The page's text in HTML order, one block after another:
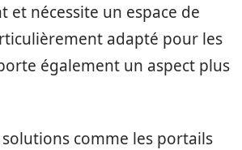
et nécessite un espace de
adapté pour les
également un aspect plus
comme les portails